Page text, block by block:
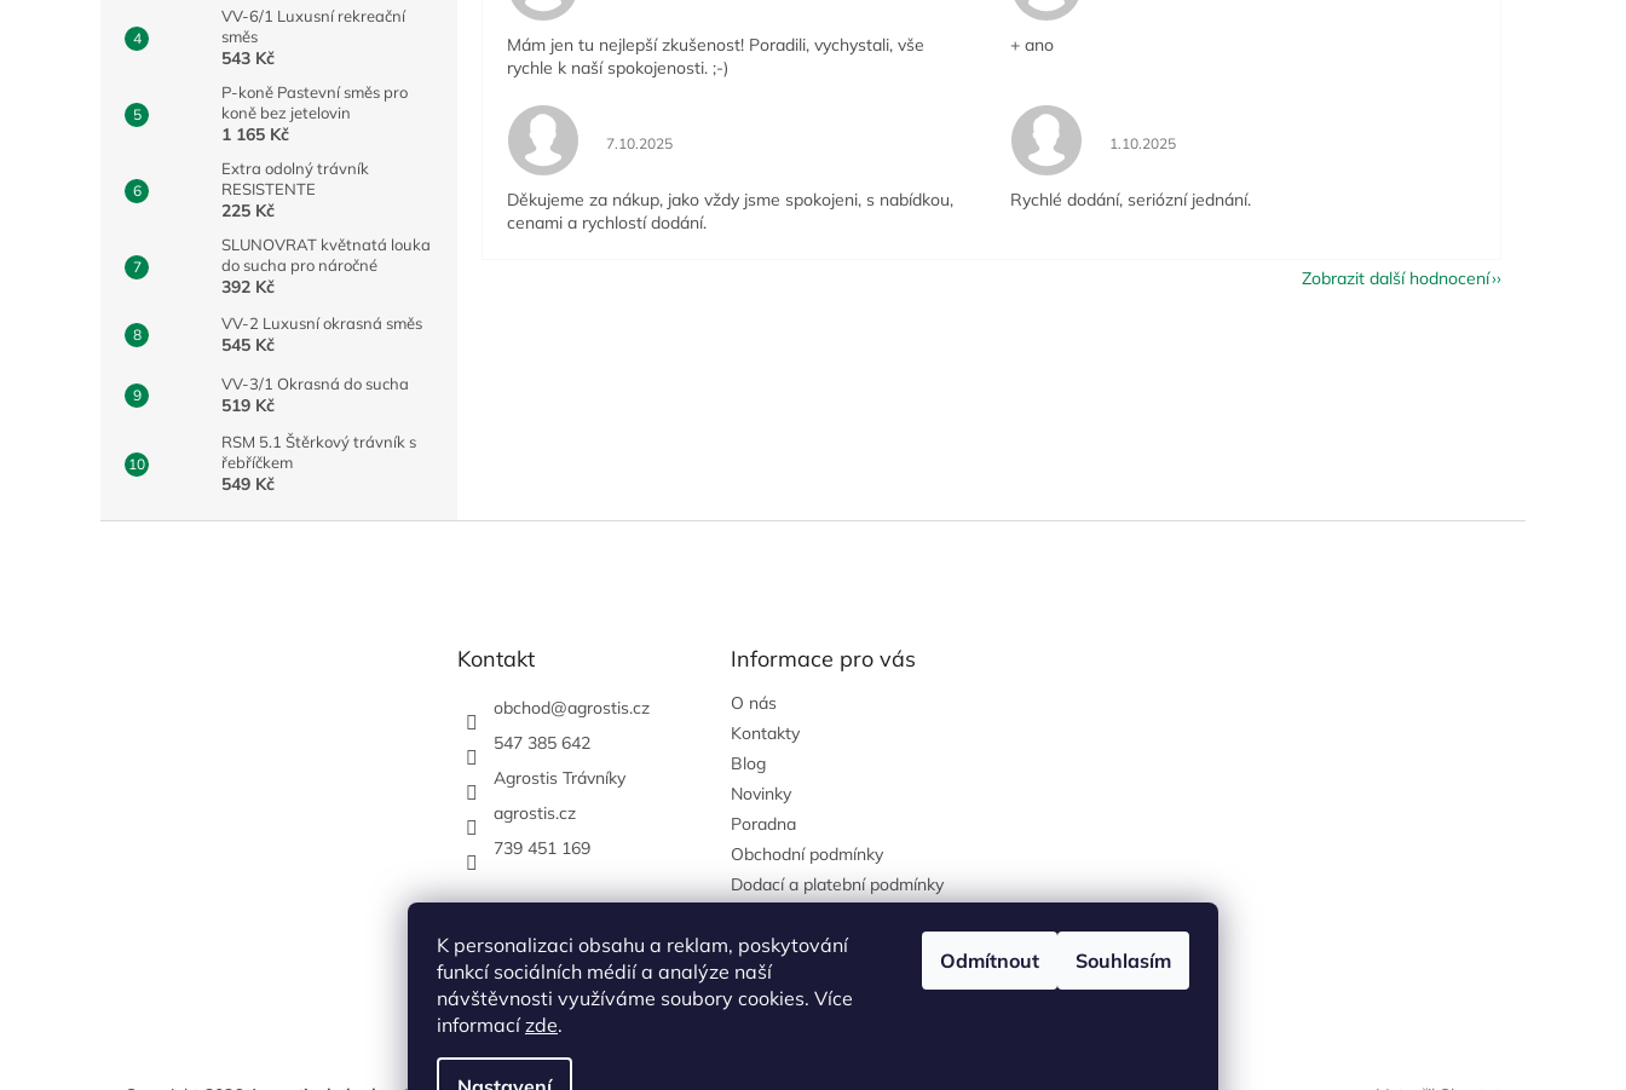
K personalizaci obsahu a reklam, poskytování
funkcí sociálních médií a analýze naší
návštěvnosti využíváme soubory cookies. Více
informacízde.
Odmítnout Souhlasím
VV-6/1 Luxusní rekreační
směs
543 Kč
P-koně Pastevní směs pro
koně bez jetelovin
1 165 Kč
Extra odolný trávník
RESISTENTE
225 Kč
SLUNOVRAT květnatá louka
do sucha pro náročné
392 Kč
VV-2 Luxusní okrasná směs
545 Kč
VV-3/1 Okrasná do sucha
519 Kč
RSM 5.1 Štěrkový trávník s
řebříčkem
549 Kč
Mám jen tu nejlepší zkušenost! Poradili, vychystali, vše
rychle k naší spokojenosti. ;-)
+ ano
Hodnocení obchodu je 5 z 5 hvězdiček.
7.10.2025
Děkujeme za nákup, jako vždy jsme spokojeni, s nabídkou,
cenami a rychlostí dodání.
Hodnocení obchodu je 5 z 5 hvězdiček.
1.10.2025
Rychlé dodání, seriózní jednání.
Zobrazit další hodnocení
Kontakt
obchod@agrostis.cz
547 385 642
Agrostis Trávníky
agrostis.cz
739 451 169
Informace pro vás
O nás
Kontakty
Blog
Novinky
Poradna
Obchodní podmínky
Dodací a platební podmínky
údajů
Reklamace a vrácení zboží
agrostis.cz